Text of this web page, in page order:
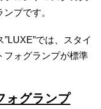
プです。
”LUXE”では、スタイ
フォグランプが標準
ォグランプ